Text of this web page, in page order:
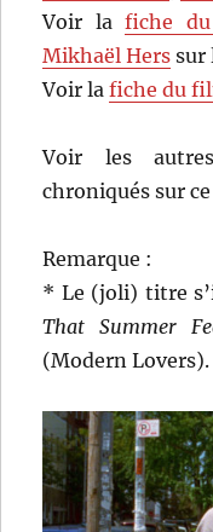
Voir lafiche
Mikhaël Hers sur
Voir lafiche du
Voir les
chroniqués sur
Remarque :
* Le (joli) titre
That Summer
(Modern Lovers).